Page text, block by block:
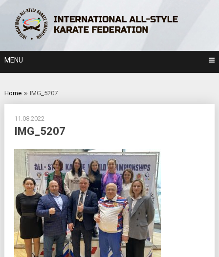
content
MENU
Home IMG_5207
11.08.2022
IMG_5207